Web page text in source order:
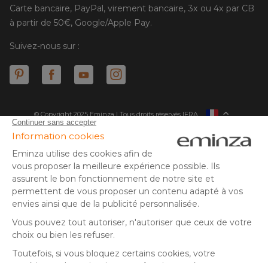
Carte bancaire, PayPal, virement bancaire, 3x ou 4x par CB
à partir de 50€, Google/Apple Pay.
Suivez-nous sur :
© Copyright 2025 Eminza | Tous droits réservés |
ESPAÑA
NEDERLAND
SUISSE
DANMARK
FRA
* Vous disposez de 30 jours (à compter de la réception ou du
retrait de votre colis) pour effectuer un retour de produits et
** Expédition le jour même pour toute commande passée avant